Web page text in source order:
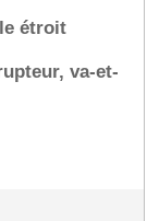
étroit
va-et-